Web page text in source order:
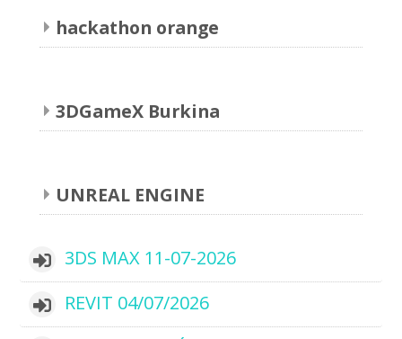
hackathon orange
3DGameX Burkina
UNREAL ENGINE
3DS MAX 11-07-2026
REVIT 04/07/2026